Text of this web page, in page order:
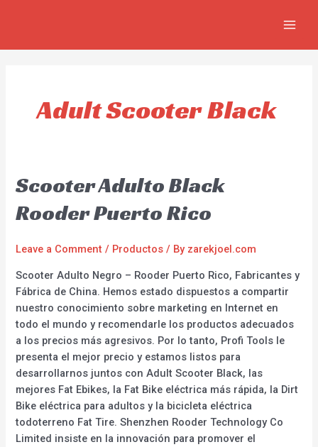
Adult Scooter Black
Scooter Adulto Black
Rooder Puerto Rico
Leave a Comment / Productos / By zarekjoel.com
Scooter Adulto Negro – Rooder Puerto Rico, Fabricantes y
Fábrica de China. Hemos estado dispuestos a compartir
nuestro conocimiento sobre marketing en Internet en
todo el mundo y recomendarle los productos adecuados
a los precios más agresivos. Por lo tanto, Profi Tools le
presenta el mejor precio y estamos listos para
desarrollarnos juntos con Adult Scooter Black, las
mejores Fat Ebikes, la Fat Bike eléctrica más rápida, la Dirt
Bike eléctrica para adultos y la bicicleta eléctrica
todoterreno Fat Tire. Shenzhen Rooder Technology Co
Limited insiste en la innovación para promover el